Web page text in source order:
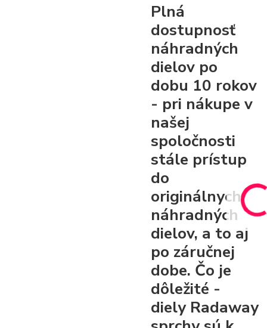
Plná
dostupnosť
náhradných
dielov po
dobu 10 rokov
- pri nákupe v
našej
spoločnosti
stále prístup
do
originálnych
náhradných
dielov, a to aj
po záručnej
dobe. Čo je
dôležité -
diely Radaway